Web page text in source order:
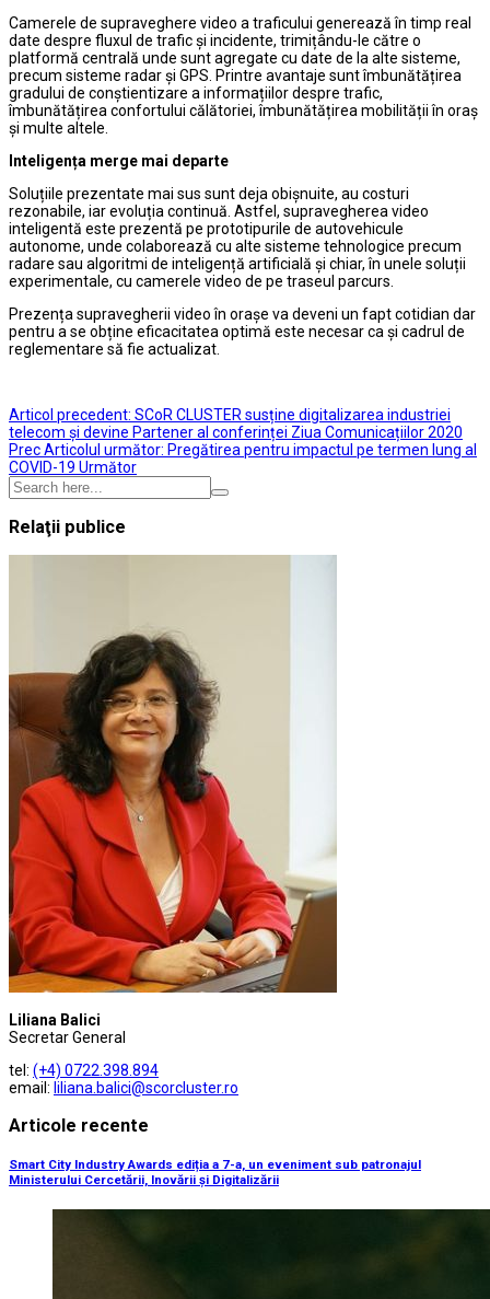
Camerele de supraveghere video a traficului generează în timp real
date despre fluxul de trafic și incidente, trimițându-le către o
platformă centrală unde sunt agregate cu date de la alte sisteme,
precum sisteme radar și GPS. Printre avantaje sunt îmbunătățirea
gradului de conștientizare a informațiilor despre trafic,
îmbunătățirea confortului călătoriei, îmbunătățirea mobilității în oraș
și multe altele.
Inteligența merge mai departe
Soluțiile prezentate mai sus sunt deja obișnuite, au costuri
rezonabile, iar evoluția continuă. Astfel, supravegherea video
inteligentă este prezentă pe prototipurile de autovehicule
autonome, unde colaborează cu alte sisteme tehnologice precum
radare sau algoritmi de inteligență artificială și chiar, în unele soluții
experimentale, cu camerele video de pe traseul parcurs.
Prezența supravegherii video în orașe va deveni un fapt cotidian dar
pentru a se obține eficacitatea optimă este necesar ca și cadrul de
reglementare să fie actualizat.
Articol precedent: SCoR CLUSTER susține digitalizarea industriei
telecom și devine Partener al conferinței Ziua Comunicațiilor 2020
PrecArticolul următor: Pregătirea pentru impactul pe termen lung al
COVID-19 Următor
Relaţii publice
Liliana Balici
Secretar General
tel: (+4) 0722.398.894
email: liliana.balici@scorcluster.ro
Articole recente
Smart City Industry Awards ediția a 7-a, un eveniment sub patronajul
Ministerului Cercetării, Inovării și Digitalizării